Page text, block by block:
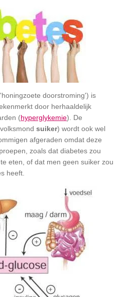
doorstroming') is
door herhaaldelijk
(hyperglykemie). De
suiker) wordt ook wel
afgeraden omdat deze
zoals dat diabetes zou
eten, of dat men geen suiker zou
heeft.